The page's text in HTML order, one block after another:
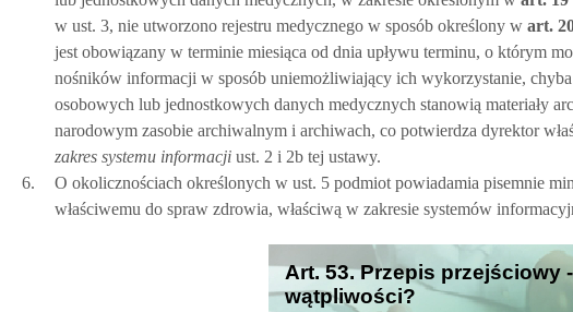
w ust. 3, nie utworzono rejestru medycznego w sposób określony w art.
jest obowiązany w terminie miesiąca od dnia upływu terminu, o którym
nośników informacji w sposób uniemożliwiający ich wykorzystanie,
osobowych lub jednostkowych danych medycznych stanowią materiały
narodowym zasobie archiwalnym i archiwach, co potwierdza dyrektor
zakres systemu informacji ust. 2 i 2b tej ustawy.
6.
O okolicznościach określonych w ust. 5 podmiot powiadamia pisemnie
właściwemu do spraw zdrowia, właściwą w zakresie systemów
Art. 53. Przepis przejściowy
wątpliwości?